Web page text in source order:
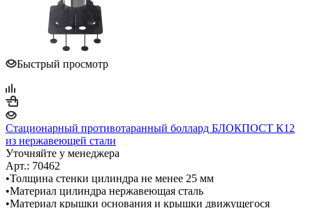
Быстрый просмотр
Стационарный противотаранный боллард БЛОКПОСТ К12
из нержавеющей стали
Уточняйте у менеджера
Арт.: 70462
•Толщина стенки цилиндра не менее 25 мм
•Материал цилиндра нержавеющая сталь
•Материал крышки основания и крышки движущегося